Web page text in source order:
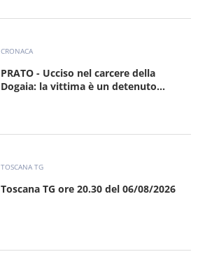
CRONACA
PRATO - Ucciso nel carcere della
Dogaia: la vittima è un detenuto...
TOSCANA TG
Toscana TG ore 20.30 del 06/08/2026